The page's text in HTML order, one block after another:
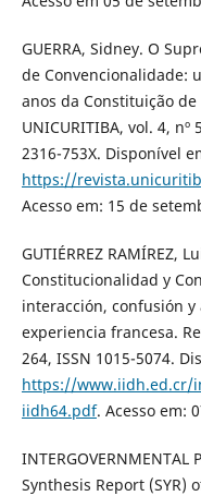
GUERRA, Sidney. O
de Convencionalidade:
anos da Constituição de
UNICURITIBA, vol. 4, nº
2316-753X. Disponível
https://
Acesso em: 15 de
GUTIÉRREZ RAMÍREZ,
Constitucionalidad y
interacción, confusión
experiencia francesa.
264, ISSN 1015-5074.
https://www.iidh.ed.cr/
iidh64.pdf. Acesso em:
INTERGOVERNMENTAL
Synthesis Report (SYR)